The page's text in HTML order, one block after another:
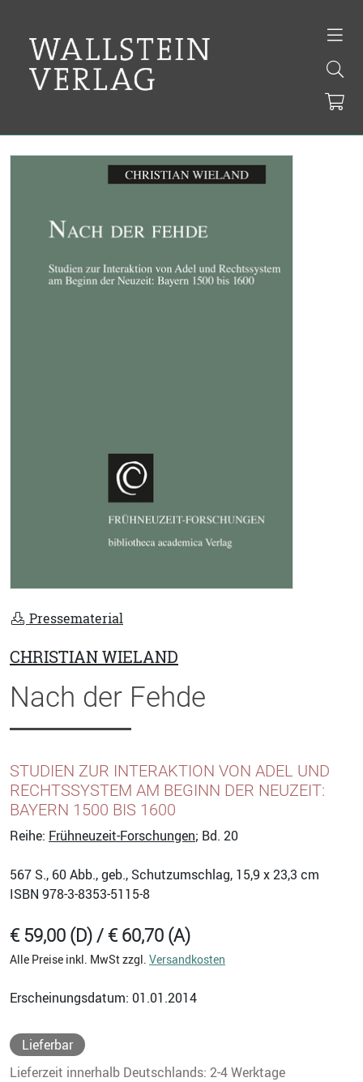
Pressematerial
CHRISTIAN WIELAND
Nach der Fehde
STUDIEN ZUR INTERAKTION VON ADEL UND
RECHTSSYSTEM AM BEGINN DER NEUZEIT:
BAYERN 1500 BIS 1600
Reihe: Frühneuzeit-Forschungen; Bd. 20
567 S., 60 Abb., geb., Schutzumschlag, 15,9 x 23,3 cm
ISBN 978-3-8353-5115-8
€ 59,00 (D) / € 60,70 (A)
Alle Preise inkl. MwSt zzgl. Versandkosten
Erscheinungsdatum: 01.01.2014
Lieferbar
Lieferzeit innerhalb Deutschlands: 2-4 Werktage